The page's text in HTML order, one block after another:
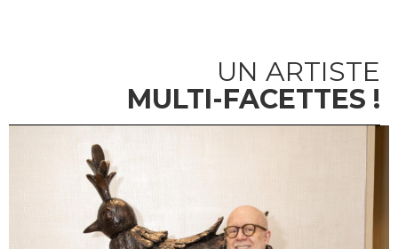
UN ARTISTE
MULTI-FACETTES !